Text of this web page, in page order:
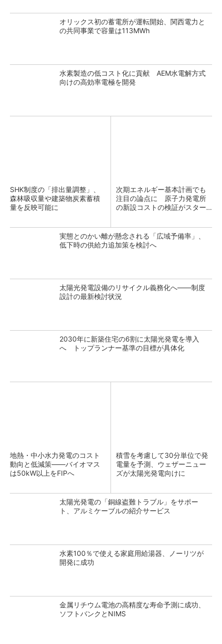
オリックス初の蓄電所が運転開始、関西電力と
の共同事業で容量は113MWh
水素製造の低コスト化に貢献 AEM水電解方式
向けの高効率電極を開発
SHK制度の「排出量調整」、
森林吸収量や建築物炭素蓄積
量を反映可能に
次期エネルギー基本計画でも
注目の論点に 原子力発電所
の新設コストの検証がスター
実態とのかい離が懸念される「広域予備率」、
低下時の供給力追加策を検討へ
太陽光発電設備のリサイクル義務化へ――制度
設計の最新検討状況
2030年に新築住宅の6割に太陽光発電を導入
へ トップランナー基準の目標が具体化
地熱・中小水力発電のコスト
動向と低減策――バイオマス
は50kW以上をFIPへ
積雪を考慮して30分単位で発
電量を予測、ウェザーニュー
ズが太陽光発電向けに
太陽光発電の「銅線盗難トラブル」をサポー
ト、アルミケーブルの紹介サービス
水素100％で使える家庭用給湯器、ノーリツが
開発に成功
金属リチウム電池の高精度な寿命予測に成功、
ソフトバンクとNIMS